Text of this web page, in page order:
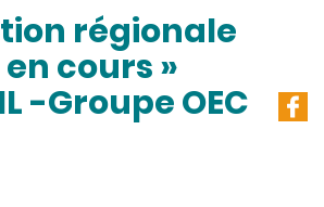
régionale
cours »
-Groupe OEC